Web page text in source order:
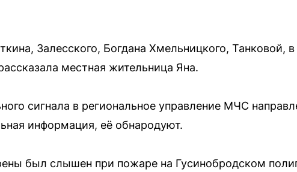
Залесского, Богдана Хмельницкого, Танковой,
местная жительница Яна.
сигнала в региональное управление МЧС
информация, её обнародуют.
был слышен при пожаре на Гусинобродском